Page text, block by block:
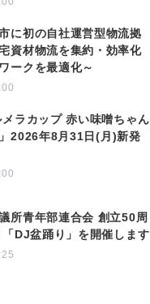
に初の自社運営型物流拠
資材物流を集約・効率化
ークを最適化～
メラカップ 赤い味噌ちゃん
2026年8月31日(月)新発
所青年部連合会 創立50周
DJ盆踊り」を開催します